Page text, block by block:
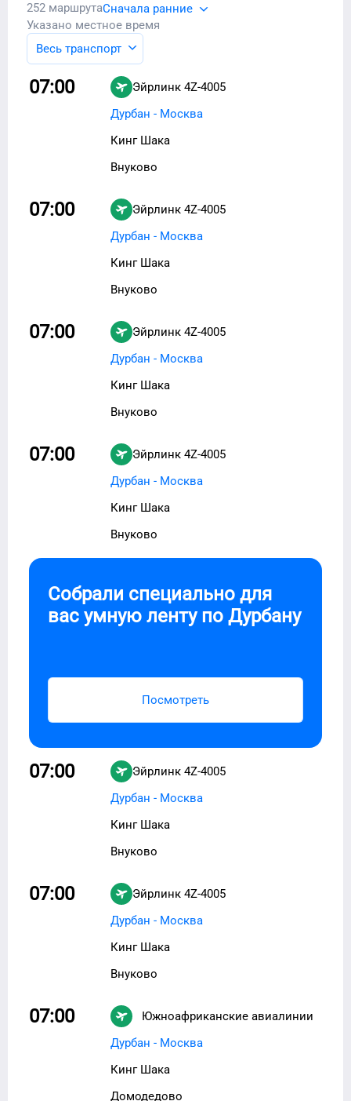
252 маршрутаСначала ранние
Указано местное время
Весь транспорт
07:00 Эйрлинк 4Z-4005
Дурбан - Москва
Кинг Шака
Внуково
07:00 Эйрлинк 4Z-4005
Дурбан - Москва
Кинг Шака
Внуково
07:00 Эйрлинк 4Z-4005
Дурбан - Москва
Кинг Шака
Внуково
07:00 Эйрлинк 4Z-4005
Дурбан - Москва
Кинг Шака
Внуково
Собрали специально для
вас умную ленту по Дурбану
Посмотреть
07:00 Эйрлинк 4Z-4005
Дурбан - Москва
Кинг Шака
Внуково
07:00 Эйрлинк 4Z-4005
Дурбан - Москва
Кинг Шака
Внуково
07:00
Южноафриканские авиалинии
Дурбан - Москва
Кинг Шака
Домодедово